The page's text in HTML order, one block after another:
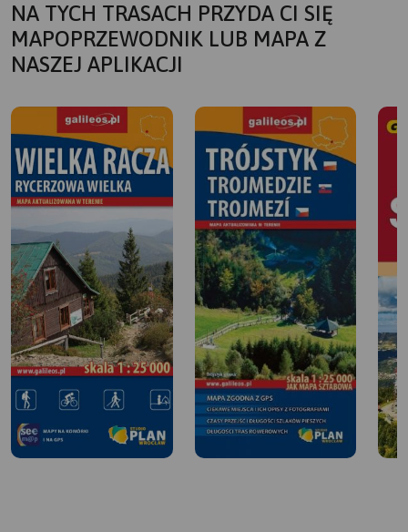
NA TYCH TRASACH PRZYDA CI SIĘ
MAPOPRZEWODNIK LUB MAPA Z
NASZEJ APLIKACJI